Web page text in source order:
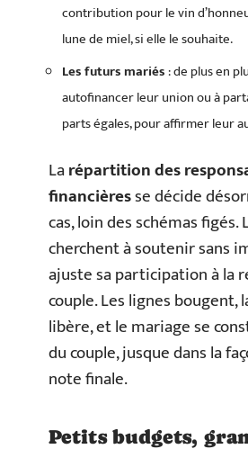
contribution pour le vin
lune de miel, si elle le souhaite.
Les futurs mariés: de plus en
autofinancer leur union ou à
parts égales, pour affirmer leur
Larépartition des
financièresse décide
cas, loin des schémas figés.
cherchent à soutenir sans
ajuste sa participation à la
couple. Les lignes bougent,
libère, et le mariage se
du couple, jusque dans la
note finale.
Petits budgets,